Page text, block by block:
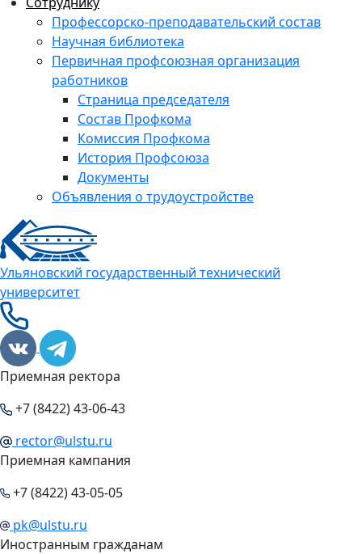
Профессорско-преподавательский состав
Научная библиотека
Первичная профсоюзная организация
работников
Страница председателя
Состав Профкома
Комиссия Профкома
История Профсоюза
Документы
Объявления о трудоустройстве
Ульяновский государственный технический
университет
Приемная ректора
+7 (8422) 43-06-43
rector@ulstu.ru
Приемная кампания
+7 (8422) 43-05-05
pk@ulstu.ru
Иностранным гражданам